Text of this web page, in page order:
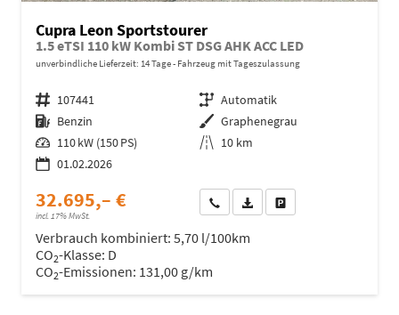
Cupra Leon Sportstourer
1.5 eTSI 110 kW Kombi ST DSG AHK ACC LED
unverbindliche Lieferzeit: 14 Tage Fahrzeug mit Tageszulassung
Fahrzeugnr. 107441 Getriebe Automatik
Kraftstoff Benzin Außenfarbe Graphenegrau
Leistung 110 kW (150 PS) Kilometerstand 10 km
01.02.2026
32.695,– €
incl. 17% MwSt.
Wir rufen Sie anFahrzeugexposé (PDF)
Verbrauch kombiniert: 5,70 l/100km
CO2-Klasse: D
CO2-Emissionen: 131,00 g/km